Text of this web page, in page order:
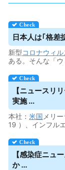
日本人は｢格差
新型コロナウィル
ある。そんな「
【ニュースリ
実施 ...
本社： 米国 メリ
19 ）、インフル
【感染症ニュ
か ...